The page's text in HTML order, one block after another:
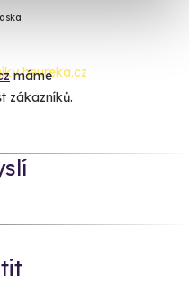
máme
zákazníků.